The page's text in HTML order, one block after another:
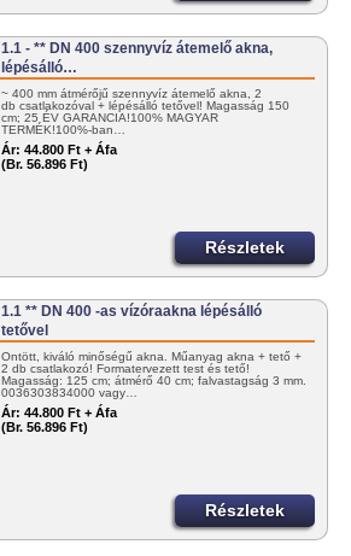
1.1 - ** DN 400 szennyvíz átemelő akna,
lépésálló…
~ 400 mm átmérőjű szennyvíz átemelő akna, 2
db csatlakozóval + lépésálló tetővel! Magasság 150
cm; 25 ÉV GARANCIA!100% MAGYAR
TERMÉK!100%-ban…
Ár: 44.800 Ft + Áfa
(Br. 56.896 Ft)
Részletek
1.1 ** DN 400 -as vízóraakna lépésálló
tetővel
Öntött, kiváló minőségű akna. Műanyag akna + tető +
2 db csatlakozó! Formatervezett test és tető!
Magasság: 125 cm; átmérő 40 cm; falvastagság 3 mm.
0036303834000 vagy…
Ár: 44.800 Ft + Áfa
(Br. 56.896 Ft)
Részletek